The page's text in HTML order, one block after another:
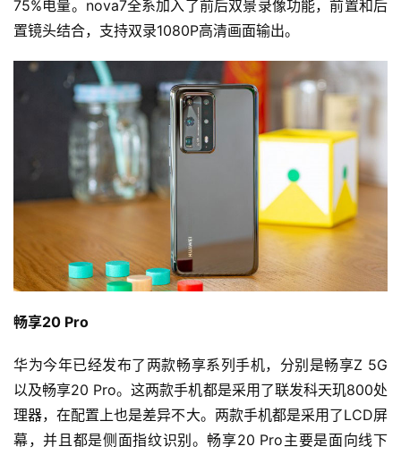
投
稿
75%电量。nova7全系加入了前后双景录像功能，前置和后
置镜头结合，支持双录1080P高清画面输出。
畅享20 Pro
华为今年已经发布了两款畅享系列手机，分别是畅享Z 5G
以及畅享20 Pro。这两款手机都是采用了联发科天玑800处
理器，在配置上也是差异不大。两款手机都是采用了LCD屏
幕，并且都是侧面指纹识别。畅享20 Pro主要是面向线下